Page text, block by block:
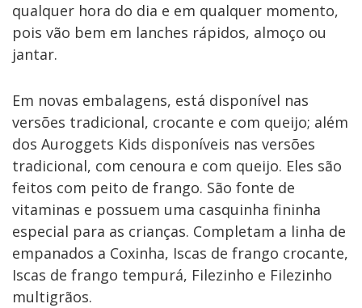
qualquer hora do dia e em qualquer momento,
pois vão bem em lanches rápidos, almoço ou
jantar.
Em novas embalagens, está disponível nas
versões tradicional, crocante e com queijo; além
dos Auroggets Kids disponíveis nas versões
tradicional, com cenoura e com queijo. Eles são
feitos com peito de frango. São fonte de
vitaminas e possuem uma casquinha fininha
especial para as crianças. Completam a linha de
empanados a Coxinha, Iscas de frango crocante,
Iscas de frango tempurá, Filezinho e Filezinho
multigrãos.